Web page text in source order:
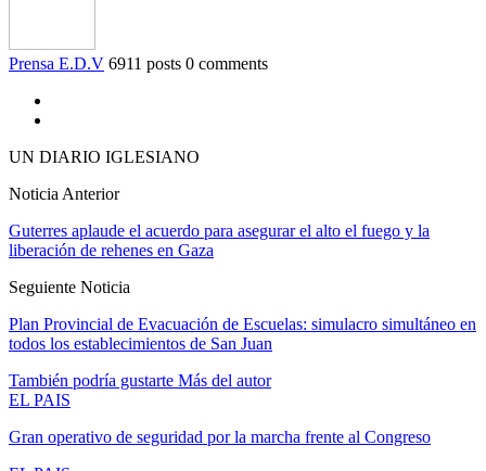
Prensa E.D.V 6911 posts 0 comments
UN DIARIO IGLESIANO
Noticia Anterior
Guterres aplaude el acuerdo para asegurar el alto el fuego y la
liberación de rehenes en Gaza
Seguiente Noticia
Plan Provincial de Evacuación de Escuelas: simulacro simultáneo en
todos los establecimientos de San Juan
También podría gustarte Más del autor
EL PAIS
Gran operativo de seguridad por la marcha frente al Congreso